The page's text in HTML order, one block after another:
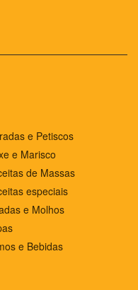
e Petiscos
e Marisco
de Massas
especiais
e Molhos
e Bebidas